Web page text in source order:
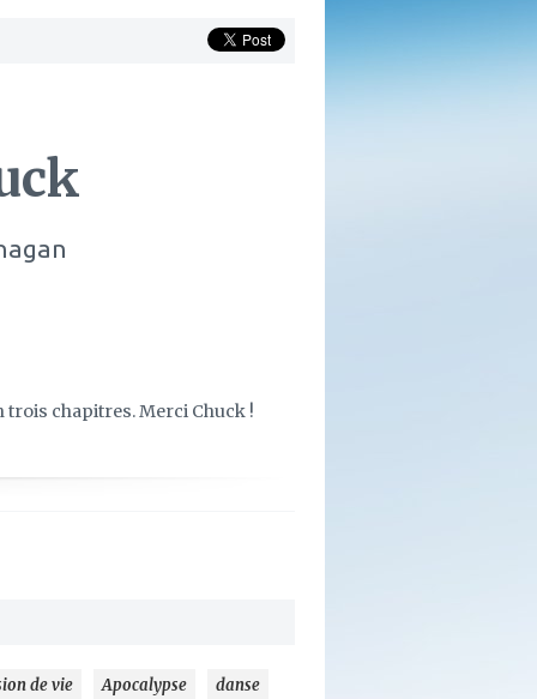
trois chapitres. Merci Chuck !
de vie Apocalypse danse